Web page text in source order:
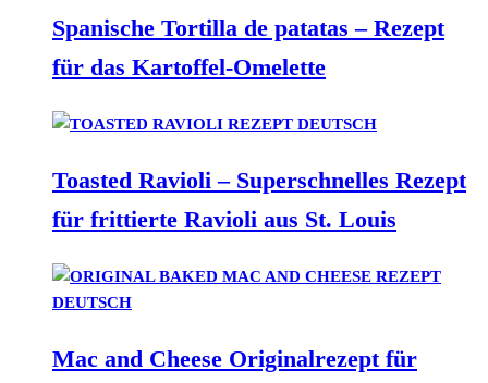
Spanische Tortilla de patatas – Rezept
für das Kartoffel-Omelette
Toasted Ravioli – Superschnelles Rezept
für frittierte Ravioli aus St. Louis
Mac and Cheese Originalrezept für